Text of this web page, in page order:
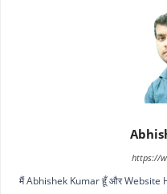
https://
मैं Abhishek Kumar हूँ और Website